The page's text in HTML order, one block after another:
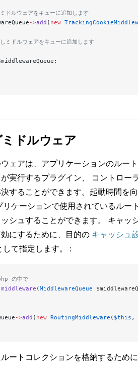
ルウェアをキューに追加します
->add ( new
ドルウェアをキューに追加します
ドルウェア
ェアは、アプリケーションのルー
実行するプラグイン、 コントロー
することができます。起動時間を
リケーションで使用されているルー
シュすることができます。 キャッ
にするために、目的の キャッシュ
して指定します。 :
の中で
middleware (MiddlewareQueue
->add ( new RoutingMiddleware ( $this ,
ルートコレクションを格納するために